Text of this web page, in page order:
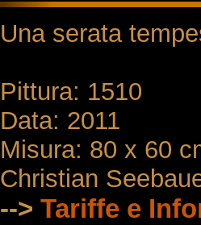
Una serata
Pittura: 1510
Data: 2011
Misura: 80 x 60
Christian
--> Tariffe e